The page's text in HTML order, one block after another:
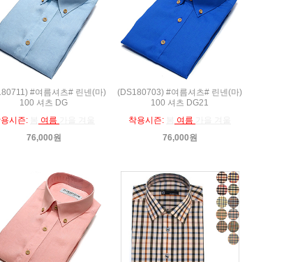
#여름셔츠# 린넨(마)
100 셔츠 DG
시즌:
여름
76,000원
(DS180703) #여름셔츠# 린넨(마)
100 셔츠 DG21
착용시즌:
여름
76,000원